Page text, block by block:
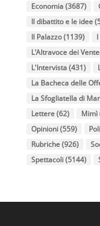
Economia(3687)
Il dibattito e le idee
Il Palazzo(1139)
L'Altravoce dei
L'Intervista(431)
La Bacheca delle
La Sfogliatella di
Lettere(62) Mimì
Opinioni(559)
Rubriche(926)
Spettacoli(5144)